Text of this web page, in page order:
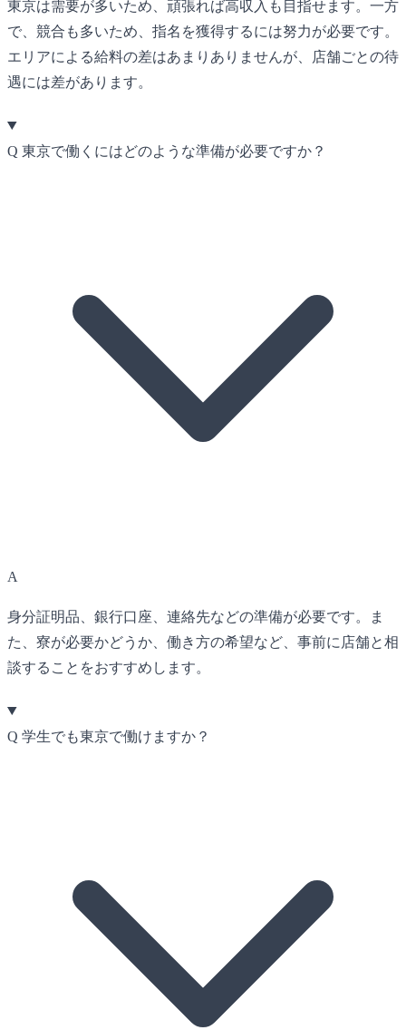
東京は需要が多いため、頑張れば高収入も目指せます。一方
で、競合も多いため、指名を獲得するには努力が必要です。
エリアによる給料の差はあまりありませんが、店舗ごとの待
遇には差があります。
Q 東京で働くにはどのような準備が必要ですか？
A
身分証明品、銀行口座、連絡先などの準備が必要です。ま
た、寮が必要かどうか、働き方の希望など、事前に店舗と相
談することをおすすめします。
Q 学生でも東京で働けますか？